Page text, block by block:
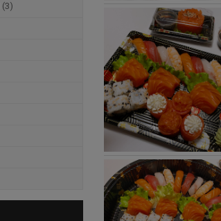
(3)